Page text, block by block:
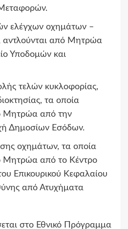
ελέγχων οχημάτων –
αντλούνται από Μητρώα
Υποδομών και
τελών κυκλοφορίας,
τα οποία
Μητρώα από την
Δημοσίων Εσόδων.
οχημάτων, τα οποία
Μητρώα από το Κέντρο
Επικουρικού Κεφαλαίου
από Ατυχήματα
στο Εθνικό Πρόγραμμα